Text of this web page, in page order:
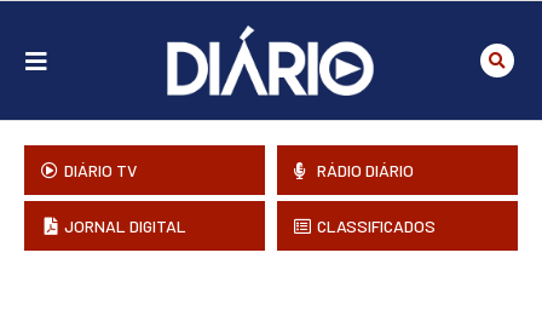
DIÁRIO TV RÁDIO DIÁRIO
JORNAL DIGITAL CLASSIFICADOS